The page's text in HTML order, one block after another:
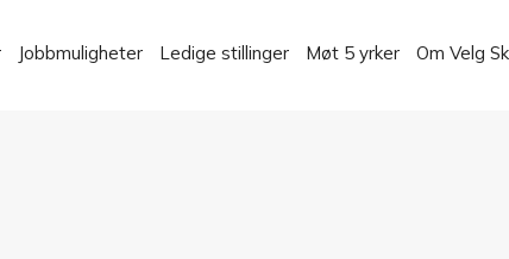
Jobbmuligheter Ledige stillinger Møt 5 yrker Om Velg